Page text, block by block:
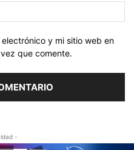
y mi sitio web en
que comente.
-